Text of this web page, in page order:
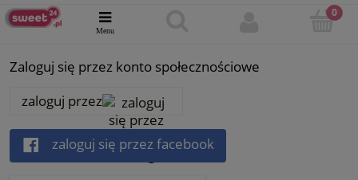
Zaloguj się przez konto społecznościowe
zaloguj przez
zaloguj się przez facebook